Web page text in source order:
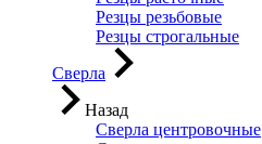
Резцы резьбовые
Резцы строгальные
Сверла
Назад
Сверла центровочные